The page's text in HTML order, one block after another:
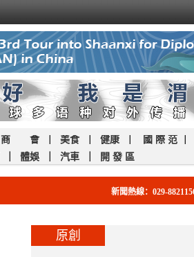
商 會｜ 美食｜ 健康 國 際 范
體娛 汽車 開 發 區
新聞熱線：029-
原創